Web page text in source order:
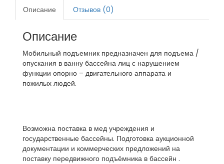
Описание Отзывов (0)
Описание
Мобильный подъемник предназначен для подъема /
опускания в ванну бассейна лиц с нарушением
функции опорно – двигательного аппарата и
пожилых людей.
Возможна поставка в мед учреждения и
государственные бассейны. Подготовка аукционной
документации и коммерческих предложений на
поставку передвижного подъёмника в бассейн .